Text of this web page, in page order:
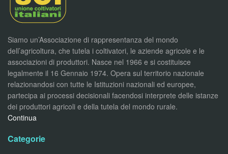
Siamo un’Associazione di rappresentanza del mondo
dell’agricoltura, che tutela i coltivatori, le aziende agricole e le
associazioni di produttori. Nasce nel 1966 e si costituisce
legalmente il 16 Gennaio 1974. Opera sul territorio nazionale
relazionandosi con tutte le Istituzioni nazionali ed europee,
partecipa ai processi decisionali facendosi interprete delle istanze
dei produttori agricoli e della tutela del mondo rurale.
Continua
Categorie